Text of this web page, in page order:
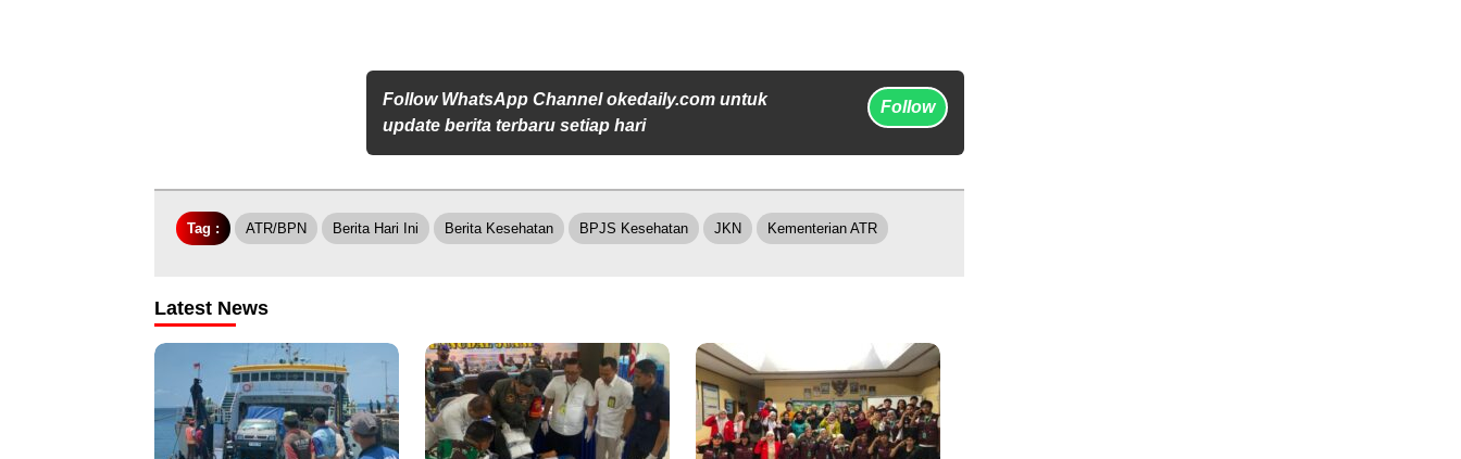
Follow WhatsApp Channel okedaily.com untuk
update berita terbaru setiap hari
Follow
Tag : ATR/BPN Berita Hari Ini Berita Kesehatan BPJS Kesehatan JKN Kementerian ATR
Latest News